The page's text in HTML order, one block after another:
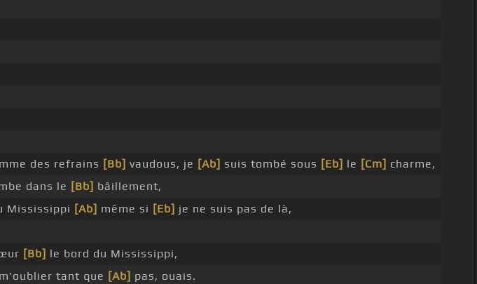
des refrains [Bb] vaudous, je [Ab] suis tombé sous [Eb] le [Cm] charme,
dans le [Bb] bâillement,
Mississippi [Ab] même si [Eb] je ne suis pas de là,
[Bb] le bord du Mississippi,
tant que [Ab] pas, ouais.